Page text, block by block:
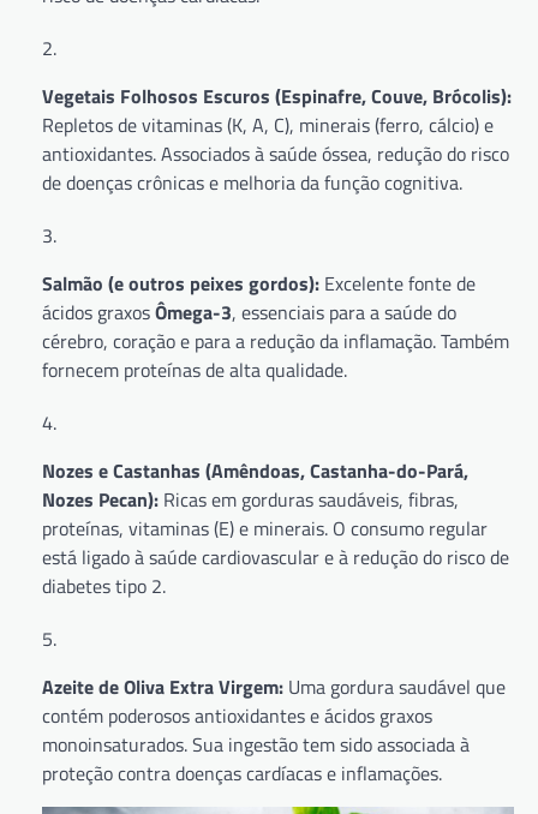
Vegetais Folhosos Escuros (Espinafre, Couve, Brócolis):
Repletos de vitaminas (K, A, C), minerais (ferro, cálcio) e
antioxidantes. Associados à saúde óssea, redução do risco
de doenças crônicas e melhoria da função cognitiva.
Salmão (e outros peixes gordos): Excelente fonte de
ácidos graxosÔmega-3, essenciais para a saúde do
cérebro, coração e para a redução da inflamação. Também
fornecem proteínas de alta qualidade.
Nozes e Castanhas (Amêndoas, Castanha-do-Pará,
Nozes Pecan): Ricas em gorduras saudáveis, fibras,
proteínas, vitaminas (E) e minerais. O consumo regular
está ligado à saúde cardiovascular e à redução do risco de
diabetes tipo 2.
Azeite de Oliva Extra Virgem: Uma gordura saudável que
contém poderosos antioxidantes e ácidos graxos
monoinsaturados. Sua ingestão tem sido associada à
proteção contra doenças cardíacas e inflamações.